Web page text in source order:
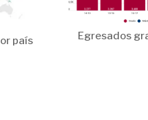
país Egresados